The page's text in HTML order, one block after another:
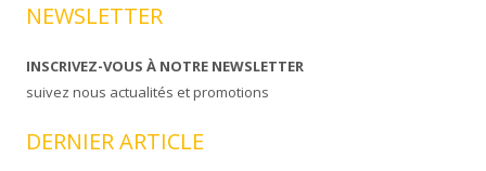
NEWSLETTER
INSCRIVEZ-VOUS À NOTRE NEWSLETTER
suivez nous actualités et promotions
DERNIER ARTICLE